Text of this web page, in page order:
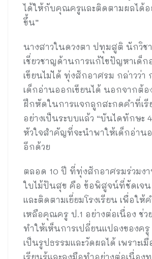
ได้ให้กับคุณครูและติดตามผลได้อ
ขึ้น”
นางสาวในดวงตา ปทุมสูติ นักวิช
เชี่ยวชาญด้านการแก้ไขปัญหาเด็ก
เขียนไม่ได้ ทุ่งสักอาศรม กล่าวว่า
เด็กอ่านออกเขียนได้ นอกจากต้อ
ฝึกหัดในการแจกลูกสะกดคำที่เรี
อย่างเป็นระบบแล้ว “บันไดทักษะ
หัวใจสำคัญที่จะนำพาให้เด็กอ่าน
อีกด้วย
ตลอด 10 ปี ที่ทุ่งสักอาศรมร่วมง
ใบไม้ปันสุข คือ ข้อพิสูจน์ที่ชัดเจ
และติดตามเยี่ยมโรงเรียน เพื่อให้
เหลือคุณครู ป.1 อย่างต่อเนื่อง ช่ว
ทำให้เห็นการเปลี่ยนแปลงของค
เป็นรูปธรรมและวัดผลได้ เพราะเ
เรียนรู้และลงมือทำอย่างต่อเนื่อง